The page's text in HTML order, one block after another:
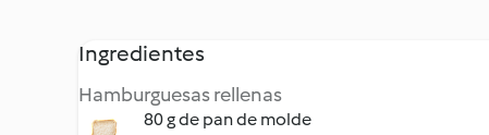
Ingredientes
Hamburguesas rellenas
80 g de pan de molde